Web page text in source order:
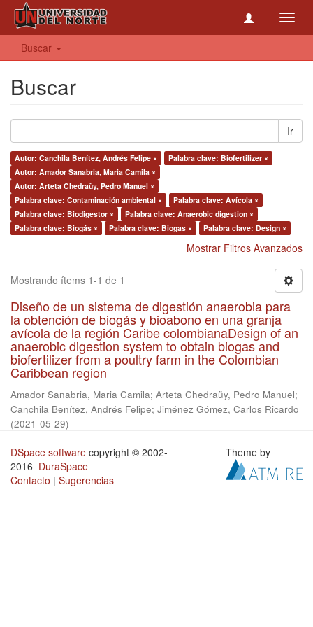
Buscar
Buscar
Ir
Autor: Canchila Benítez, Andrés Felipe ×
Palabra clave: Biofertilizer ×
Autor: Amador Sanabria, Maria Camila ×
Autor: Arteta Chedraüy, Pedro Manuel ×
Palabra clave: Contaminación ambiental ×
Palabra clave: Avícola ×
Palabra clave: Biodigestor ×
Palabra clave: Anaerobic digestion ×
Palabra clave: Biogás ×
Palabra clave: Biogas × Palabra clave: Design ×
Mostrar Filtros Avanzados
Mostrando ítems 1-1 de 1
Diseño de un sistema de digestión anaerobia para
la obtención de biogás y bioabono en una granja
avícola de la región Caribe colombianaDesign of an
anaerobic digestion system to obtain biogas and
biofertilizer from a poultry farm in the Colombian
Caribbean region
Amador Sanabria, Maria Camila; Arteta Chedraüy, Pedro Manuel;
Canchila Benítez, Andrés Felipe; Jiménez Gómez, Carlos Ricardo
(2021-05-29)
DSpace software copyright © 2002-
2016 DuraSpace
Contacto | Sugerencias
Theme by